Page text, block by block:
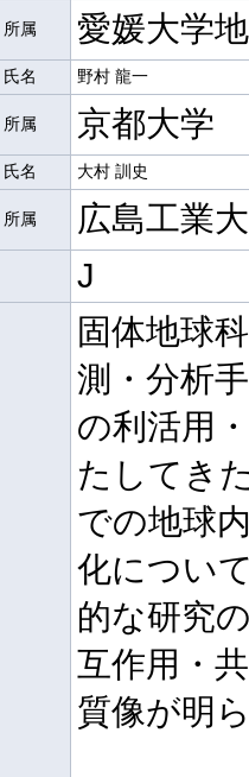
所属 愛媛大学
氏名 野村 龍一
所属 京都大学
氏名 大村 訓史
所属 広島工業
J
固体地球
測・分析
の利活用
たしてき
での地球
化につい
的な研究
互作用・
質像が明